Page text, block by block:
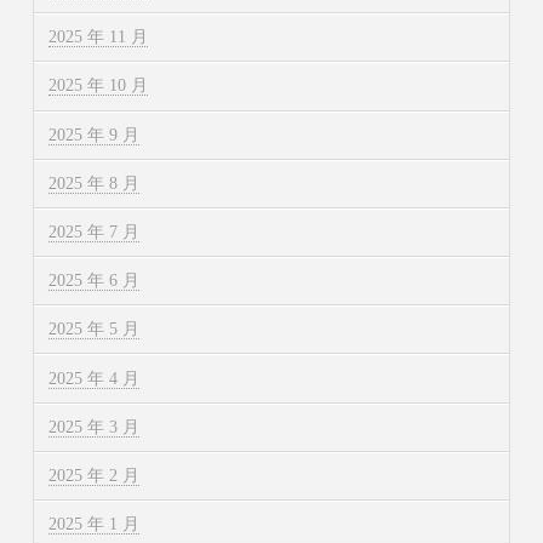
2025 年 11 月
2025 年 10 月
2025 年 9 月
2025 年 8 月
2025 年 7 月
2025 年 6 月
2025 年 5 月
2025 年 4 月
2025 年 3 月
2025 年 2 月
2025 年 1 月